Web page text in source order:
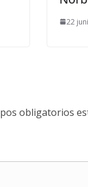
22
obligatorios